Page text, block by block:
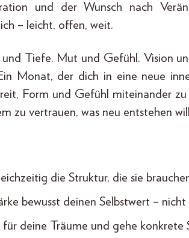
und der Wunsch nach
– leicht, offen, weit.
Tiefe. Mut und Gefühl. Vision
Monat, der dich in eine neue
Form und Gefühl miteinander
zu vertrauen, was neu entstehen
die Struktur, die sie
bewusst deinen Selbstwert –
deine Träume und gehe konkrete